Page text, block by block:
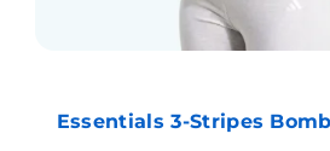
Essentials 3-Stripes